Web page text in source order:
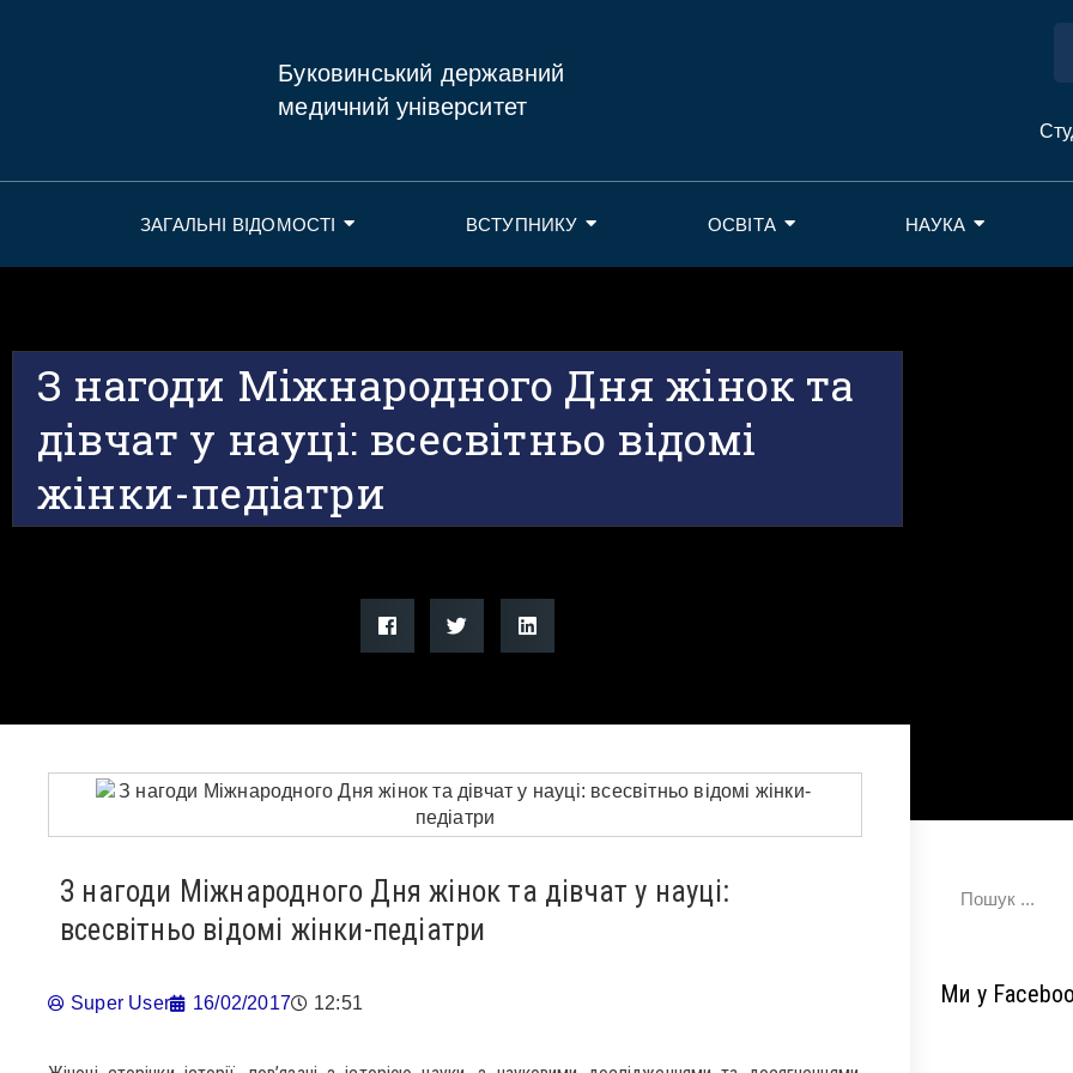
Буковинський державний
медичний університет
ЗАГАЛЬНІ ВІДОМОСТІ ВСТУПНИКУ ОСВІТА НАУКА
З нагоди Міжнародного Дня жінок та
дівчат у науці: всесвітньо відомі
жінки-педіатри
З нагоди Міжнародного Дня жінок та дівчат у науці:
всесвітньо відомі жінки-педіатри
Super User 16/02/2017 12:51 Ми у